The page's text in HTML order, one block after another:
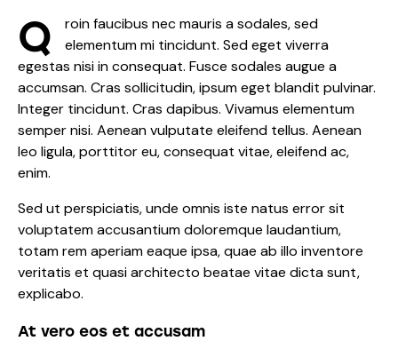
Q
roin faucibus nec mauris a sodales, sed
elementum mi tincidunt. Sed eget viverra
egestas nisi in consequat. Fusce sodales augue a
accumsan. Cras sollicitudin, ipsum eget blandit pulvinar.
Integer tincidunt. Cras dapibus. Vivamus elementum
semper nisi. Aenean vulputate eleifend tellus. Aenean
leo ligula, porttitor eu, consequat vitae, eleifend ac,
enim.
Sed ut perspiciatis, unde omnis iste natus error sit
voluptatem accusantium doloremque laudantium,
totam rem aperiam eaque ipsa, quae ab illo inventore
veritatis et quasi architecto beatae vitae dicta sunt,
explicabo.
At vero eos et accusam